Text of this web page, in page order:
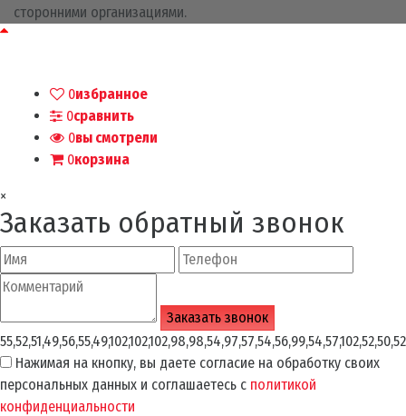
сторонними организациями.
0избранное
0сравнить
0вы смотрели
0корзина
×
Заказать обратный звонок
Нажимая на кнопку, вы даете согласие на обработку своих
персональных данных и соглашаетесь с политикой
конфиденциальности